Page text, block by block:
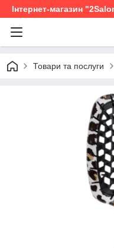
Інтернет-магазин
Товари та послуги